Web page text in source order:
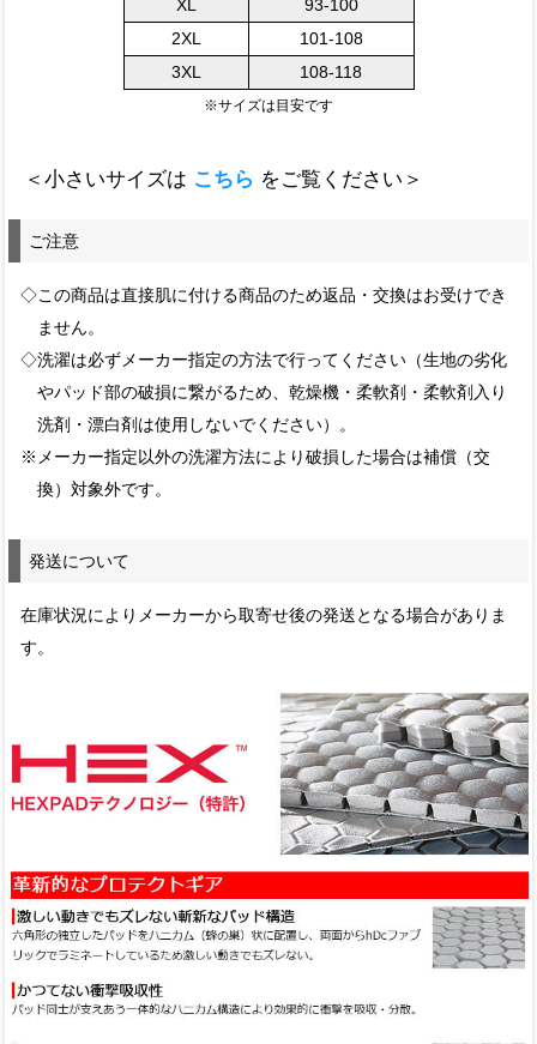
XL
93-100
2XL
101-108
3XL
108-118
※サイズは目安です
＜小さいサイズは こちら をご覧ください＞
ご注意
◇この商品は直接肌に付ける商品のため返品・交換はお受けでき
ません。
◇洗濯は必ずメーカー指定の方法で行ってください（生地の劣化
やパッド部の破損に繋がるため、乾燥機・柔軟剤・柔軟剤入り
洗剤・漂白剤は使用しないでください）。
※メーカー指定以外の洗濯方法により破損した場合は補償（交
換）対象外です。
発送について
在庫状況によりメーカーから取寄せ後の発送となる場合がありま
す。